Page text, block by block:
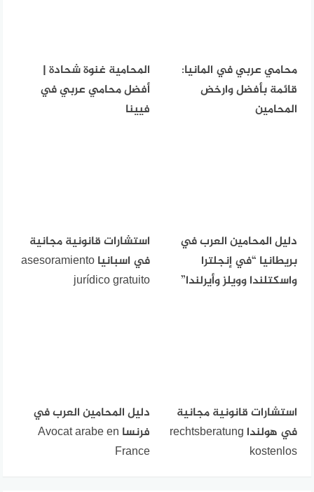
محامي عربي في المانيا:
قائمة بأفضل وارخض
المحامين
المحامية غنوة شحادة |
أفضل محامي عربي في
فيينا
دليل المحامين العرب في
بريطانيا “في إنجلترا
واسكتلندا وويلز وأيرلندا”
استشارات قانونية مجانية
في اسبانيا asesoramiento
jurídico gratuito
استشارات قانونية مجانية
في هولندا rechtsberatung
kostenlos
دليل المحامين العرب في
فرنسا Avocat arabe en
France